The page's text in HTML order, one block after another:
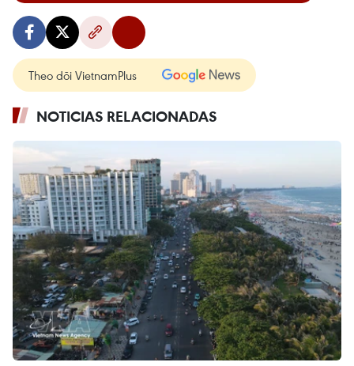
Theo dõi VietnamPlus
NOTICIAS RELACIONADAS